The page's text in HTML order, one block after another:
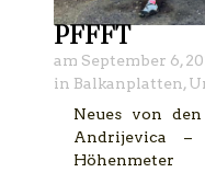
PFFFT
am September 6,
in Balkanplatten,
Neues von
Andrijevica –
Höhenmeter